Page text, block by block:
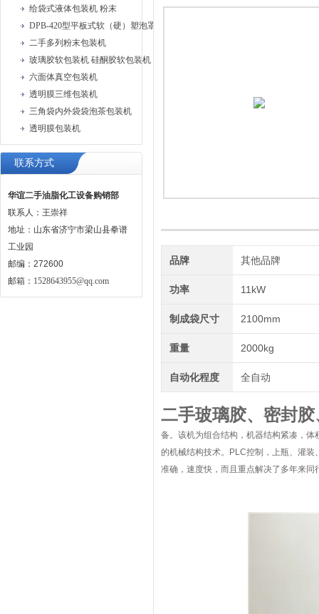
给袋式液体包装机 粉末
DPB-420型平板式软（硬）塑泡罩包装机
二手多列粉末包装机
六面体真空包装机
透明膜三维包装机
三角袋内外袋袋泡茶包装机
透明膜包装机
联系方式
华谊二手油脂化工设备购销部
联系人：王崇祥
地址：山东省济宁市梁山县拳谱
工业园
邮编：272600
邮箱： 1528643955@qq.com
品牌 其他品牌
功率 11kW
制成袋尺寸 2100mm
重量 2000kg
自动化程度 全自动
二手玻璃胶、密封
备。该机为组合结构，机器结构紧凑，
的机械结构技术。PLC控制，上瓶、灌
准确，速度快，而且重点解决了多年来同